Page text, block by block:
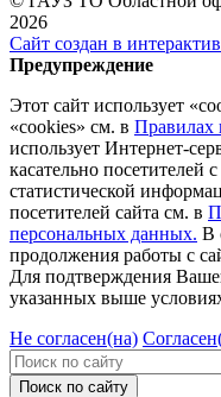
2026
Сайт создан в
Предупреждение
Этот сайт использует
«cookies» см. в Правилах
использует Интернет-
касательно посетителей
статистической
посетителей сайта см. в
персональных данных. В
продолжения работы с
Для подтверждения
указанных выше
Не согласен(на)
Поиск по сайту